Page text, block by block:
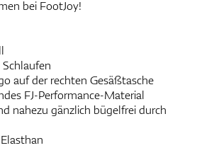
bei FootJoy!
auf der rechten Gesäßtasche
FJ-Performance-Material
nahezu gänzlich bügelfrei durch